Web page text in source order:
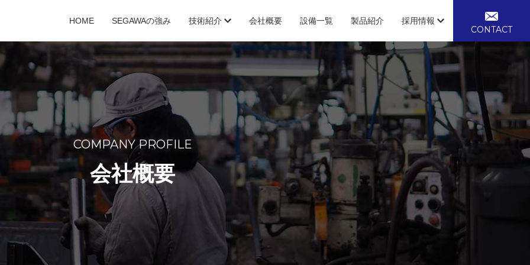
HOME SEGAWAの強み 技術紹介
プレス 溶接 品質保証
会社概要 設備一覧 製品紹介 採用情報
採用TOP 募集要項 先輩社員の声
CONTACT
COMPANY PROFILE
会社概要